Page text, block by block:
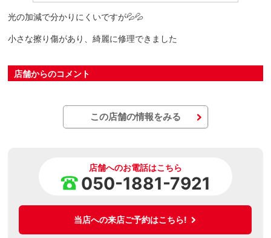
光の加減で分かりにくいですが💦💦
小さな擦り傷があり、綺麗に修理できました
店舗からのコメント
この店舗の情報をみる
店舗へのお電話はこちら
050-1881-7921
当店への来店ご予約はこちら!